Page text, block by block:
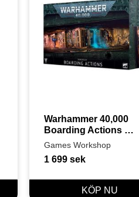
Warhammer 40,000
Boarding Actions
Terrain Set
Games Workshop
1 699sek